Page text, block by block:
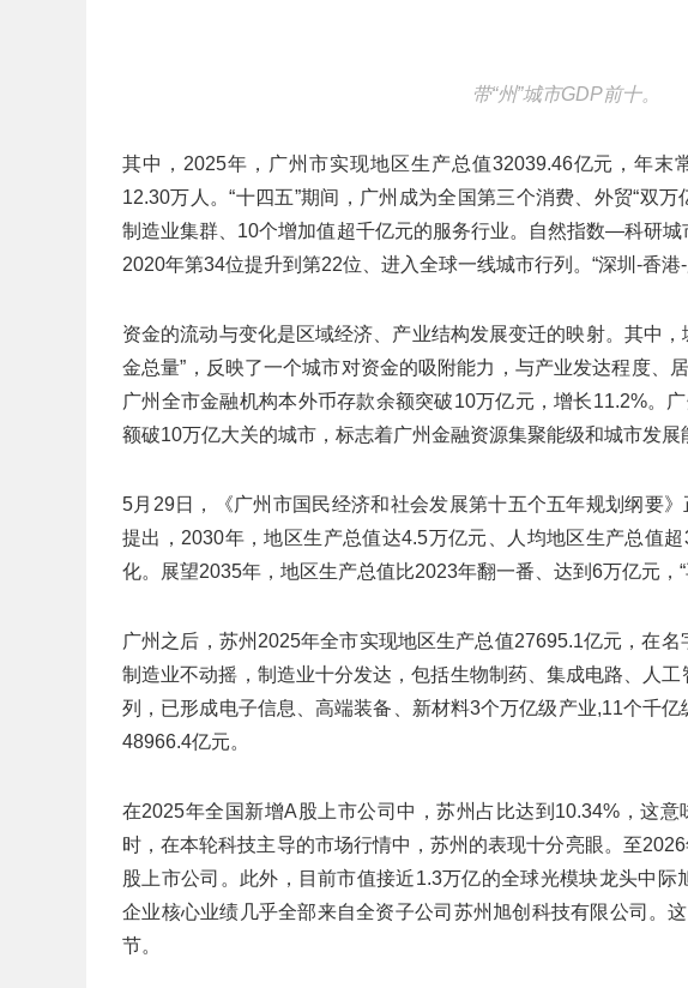
带“州”城市GDP前十。
其中，2025年，广州市实现地区生产总值32039.46亿元，年末
12.30万人。“十四五”期间，广州成为全国第三个消费、外贸“双
制造业集群、10个增加值超千亿元的服务行业。自然指数—科研
2020年第34位提升到第22位、进入全球一线城市行列。“深圳-香港-
资金的流动与变化是区域经济、产业结构发展变迁的映射。其中，
金总量”，反映了一个城市对资金的吸附能力，与产业发达程度、
广州全市金融机构本外币存款余额突破10万亿元，增长11.2%。
额破10万亿大关的城市，标志着广州金融资源集聚能级和城市发展
5月29日，《广州市国民经济和社会发展第十五个五年规划纲要》
提出，2030年，地区生产总值达4.5万亿元、人均地区生产总值
化。展望2035年，地区生产总值比2023年翻一番、达到6万亿元，“
广州之后，苏州2025年全市实现地区生产总值27695.1亿元，在
制造业不动摇，制造业十分发达，包括生物制药、集成电路、人
列，已形成电子信息、高端装备、新材料3个万亿级产业,11个千
48966.4亿元。
在2025年全国新增A股上市公司中，苏州占比达到10.34%，这
时，在本轮科技主导的市场行情中，苏州的表现十分亮眼。至
股上市公司。此外，目前市值接近1.3万亿的全球光模块龙头中
企业核心业绩几乎全部来自全资子公司苏州旭创科技有限公司。
节。